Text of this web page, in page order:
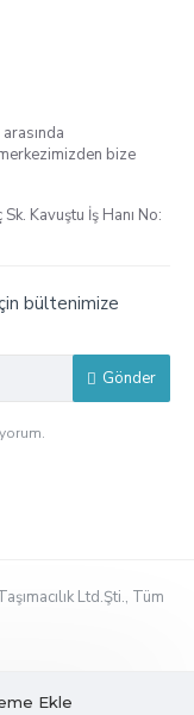
Ekle
bize
Kavuştu İş Hanı No:
bültenimize
Gönder
Ltd.Şti., Tüm